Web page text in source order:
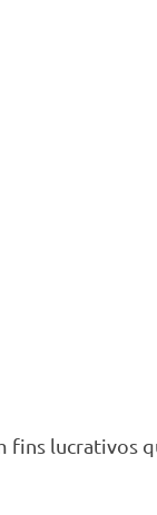
fins lucrativos